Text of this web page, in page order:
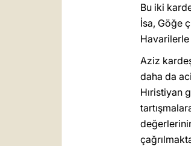
Bu iki
İsa, Göğe
Havarilerle
Aziz
daha da
Hıristiyan